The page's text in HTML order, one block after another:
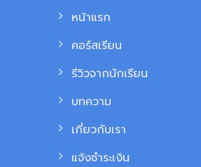
หน้าแรก
คอร์สเรียน
รีวิวจากนักเรียน
บทความ
เกี่ยวกับเรา
แจ้งชำระเงิน